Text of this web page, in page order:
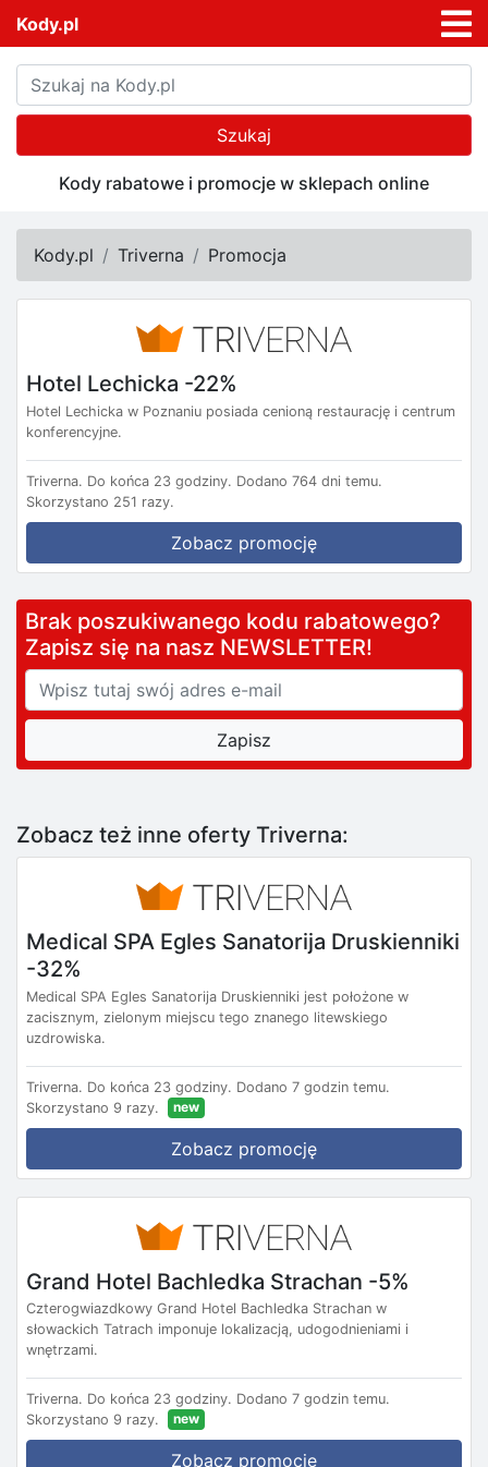
Kody.pl
Szukaj
Kody rabatowe i promocje w sklepach online
Kody.pl Triverna Promocja
Hotel Lechicka -22%
Hotel Lechicka w Poznaniu posiada cenioną restaurację i centrum
konferencyjne.
Triverna. Do końca 23 godziny. Dodano 764 dni temu.
Skorzystano 251 razy.
Zobacz promocję
Brak poszukiwanego kodu rabatowego?
Zapisz się na nasz NEWSLETTER!
Zobacz też inne oferty Triverna:
Medical SPA Egles Sanatorija Druskienniki
-32%
Medical SPA Egles Sanatorija Druskienniki jest położone w
zacisznym, zielonym miejscu tego znanego litewskiego
uzdrowiska.
Triverna. Do końca 23 godziny. Dodano 7 godzin temu.
Skorzystano 9 razy.
new
Zobacz promocję
Grand Hotel Bachledka Strachan -5%
Czterogwiazdkowy Grand Hotel Bachledka Strachan w
słowackich Tatrach imponuje lokalizacją, udogodnieniami i
wnętrzami.
Triverna. Do końca 23 godziny. Dodano 7 godzin temu.
Skorzystano 9 razy.
new
Zobacz promocję